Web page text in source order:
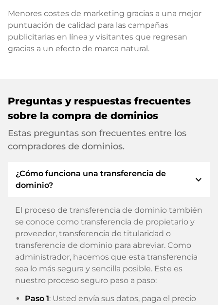
Menores costes de marketing gracias a una mejor
puntuación de calidad para las campañas
publicitarias en línea y visitantes que regresan
gracias a un efecto de marca natural.
Preguntas y respuestas frecuentes
sobre la compra de dominios
Estas preguntas son frecuentes entre los
compradores de dominios.
¿Cómo funciona una transferencia de
dominio?
expand_more
El proceso de transferencia de dominio también
se conoce como transferencia de propietario y
proveedor, transferencia de titularidad o
transferencia de dominio para abreviar. Como
administrador, hacemos que esta transferencia
sea lo más segura y sencilla posible. Este es
nuestro proceso seguro paso a paso:
Paso 1: Usted envía sus datos, paga el precio